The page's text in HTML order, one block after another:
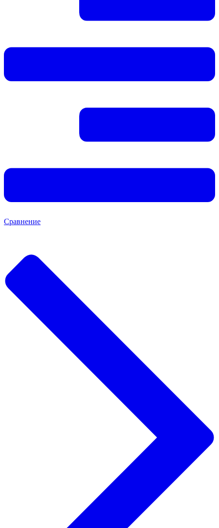
Сравнение